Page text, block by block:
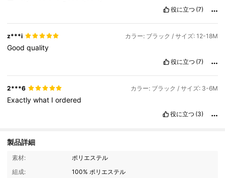
役に立つ (7)
z***i カラー: ブラック / サイズ: 12-18M
Goodquality
役に立つ (7)
2***6 カラー: ブラック / サイズ: 3-6M
Exactlywhat Iordered
役に立つ (3)
製品詳細
素材:
ポリエステル
組成:
100% ポリエステル